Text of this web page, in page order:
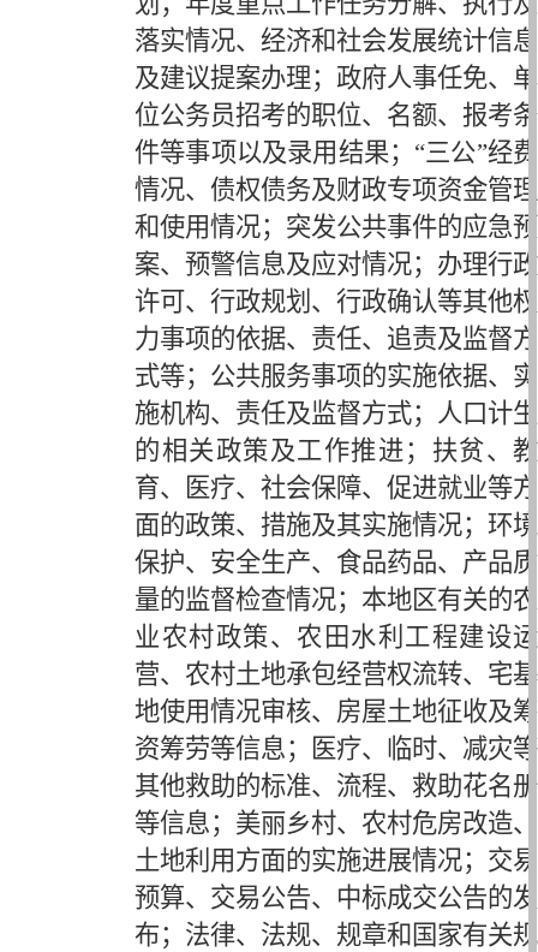
落实情况、经济和社会发展统计信息
及建议提案办理；政府人事任免、单
位公务员招考的职位、名额、报考条
件等事项以及录用结果； “三公”经费
情况、债权债务及财政专项资金管理
和使用情况；突发公共事件的应急预
案、预警信息及应对情况；办理行政
许可、行政规划、行政确认等其他权
力事项的依据、责任、追责及监督方
式等；公共服务事项的实施依据、实
施机构、责任及监督方式；人口计生
的相关政策及工作推进；扶贫、教
育、医疗、社会保障、促进就业等方
面的政策、措施及其实施情况；环境
保护、安全生产、食品药品、产品质
量的监督检查情况；本地区有关的农
业农村政策、农田水利工程建设运
营、农村土地承包经营权流转、宅基
地使用情况审核、房屋土地征收及筹
资筹劳等信息；医疗、临时、减灾等
其他救助的标准、流程、救助花名册
等信息；美丽乡村、农村危房改造、
土地利用方面的实施进展情况；交易
预算、交易公告、中标成交公告的发
布；法律、法规、规章和国家有关规